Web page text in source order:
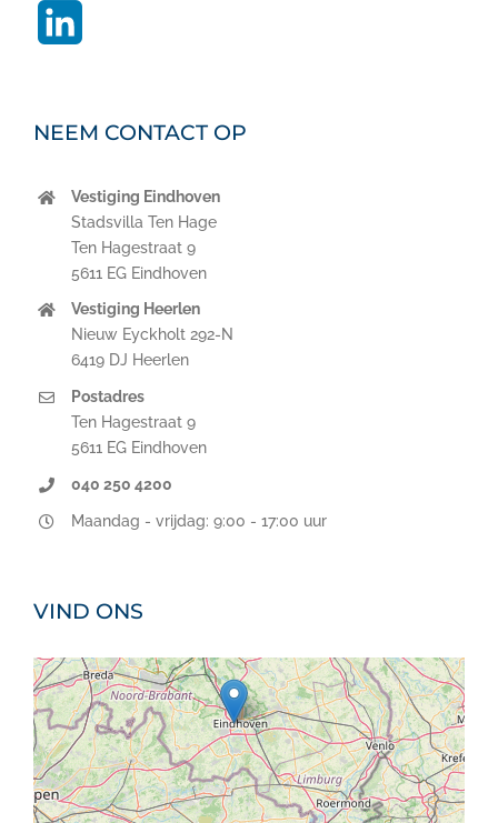
NEEM CONTACT OP
Vestiging Eindhoven
Stadsvilla Ten Hage
Ten Hagestraat 9
5611 EG Eindhoven
Vestiging Heerlen
Nieuw Eyckholt 292-N
6419 DJ Heerlen
Postadres
Ten Hagestraat 9
5611 EG Eindhoven
040 250 4200
Maandag - vrijdag: 9:00 - 17:00 uur
VIND ONS